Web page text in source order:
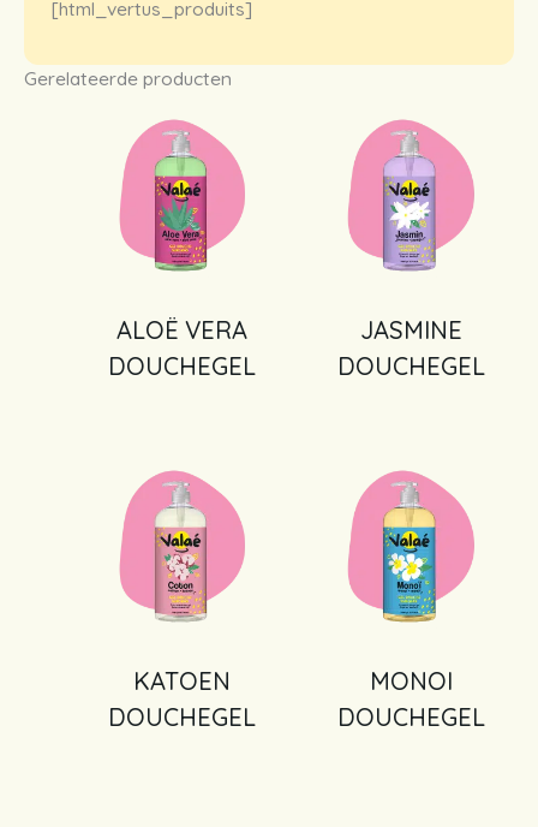
[html_vertus_produits]
Gerelateerde producten
ALOË VERA
DOUCHEGEL
JASMINE
DOUCHEGEL
KATOEN
DOUCHEGEL
MONOI
DOUCHEGEL